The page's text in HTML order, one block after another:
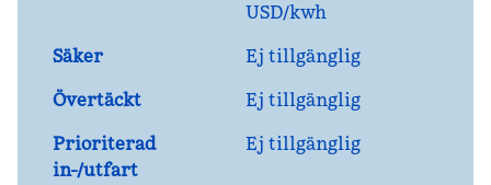
USD/kwh
Säker
Ej tillgänglig
Övertäckt
Ej tillgänglig
Prioriterad
in-/utfart
Ej tillgänglig